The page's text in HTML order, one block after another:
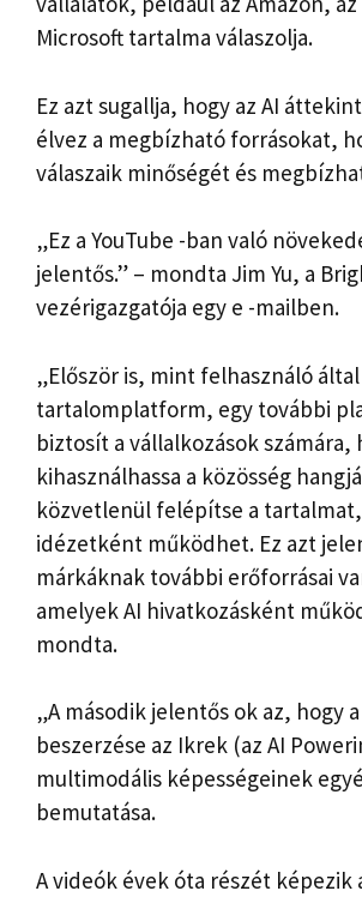
Microsoft tartalma válaszolja.
Ez azt sugallja, hogy az AI
élvez a megbízható forrásokat,
válaszaik minőségét és
„Ez a YouTube -ban való
jelentős.” – mondta Jim Yu, a
vezérigazgatója egy e -mailben.
„Először is, mint felhasználó
tartalomplatform, egy további
biztosít a vállalkozások számára,
kihasználhassa a közösség
közvetlenül felépítse a
idézetként működhet. Ez azt
márkáknak további erőforrásai
amelyek AI hivatkozásként
mondta.
„A második jelentős ok az, hogy
beszerzése az Ikrek (az AI
multimodális képességeinek
bemutatása.
A videók évek óta részét képezik